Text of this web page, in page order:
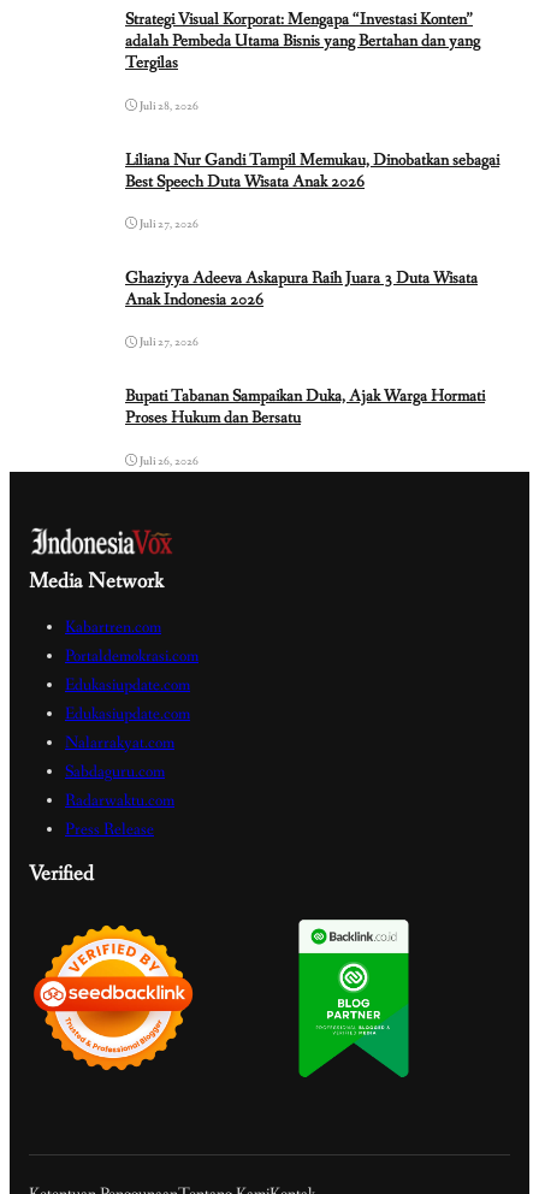
Strategi Visual Korporat: Mengapa “Investasi Konten”
adalah Pembeda Utama Bisnis yang Bertahan dan yang
Tergilas
Juli 28, 2026
Liliana Nur Gandi Tampil Memukau, Dinobatkan sebagai
Best Speech Duta Wisata Anak 2026
Juli 27, 2026
Ghaziyya Adeeva Askapura Raih Juara 3 Duta Wisata
Anak Indonesia 2026
Juli 27, 2026
Bupati Tabanan Sampaikan Duka, Ajak Warga Hormati
Proses Hukum dan Bersatu
Juli 26, 2026
Media Network
Kabartren.com
Portaldemokrasi.com
Edukasiupdate.com
Edukasiupdate.com
Nalarrakyat.com
Sabdaguru.com
Radarwaktu.com
Press Release
Verified